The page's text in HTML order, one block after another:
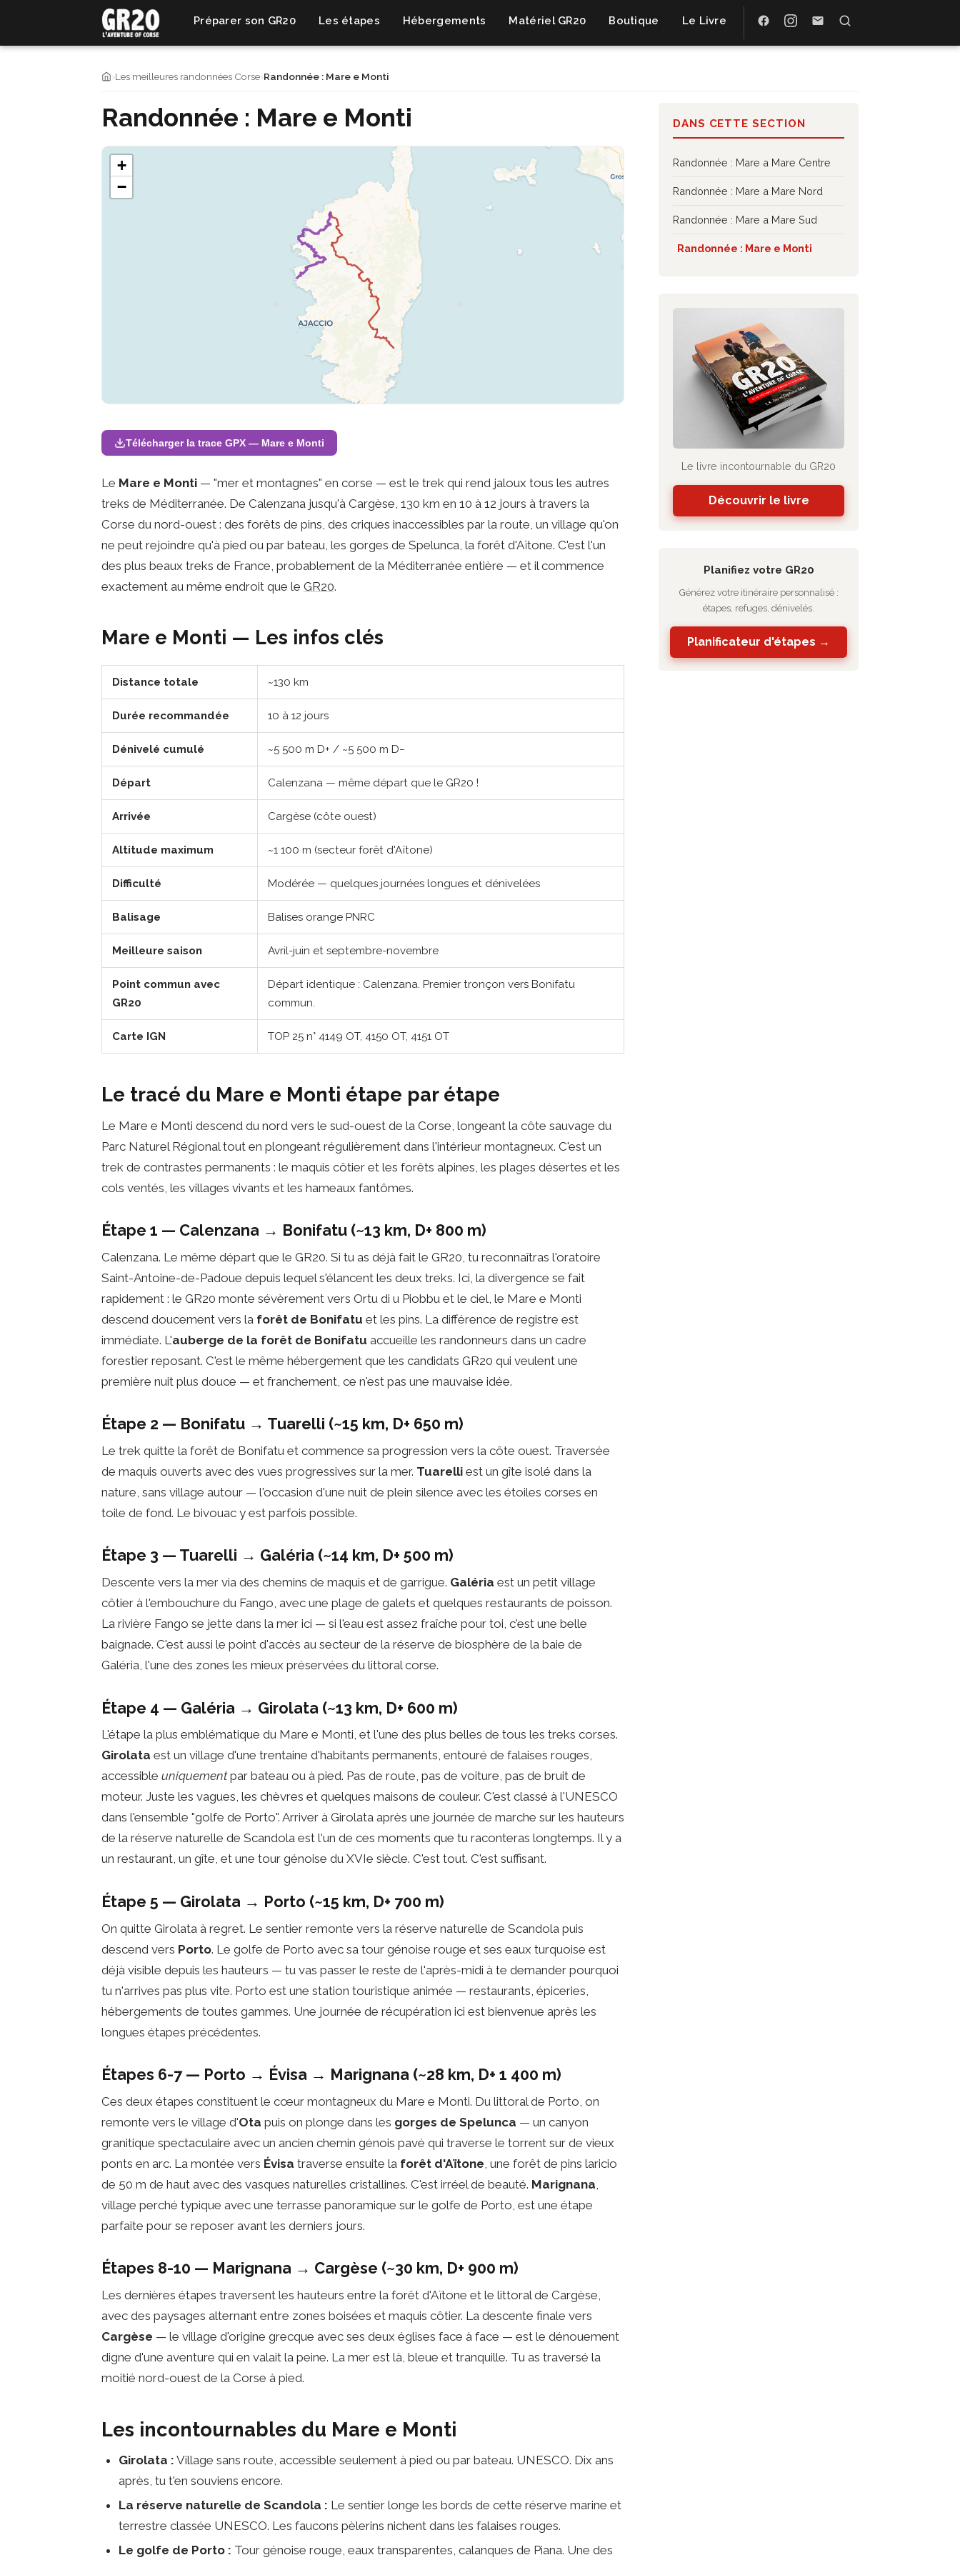
Préparer son GR20 Les étapes Hébergements Matériel GR20 Boutique Le Livre
›Les meilleures randonnées Corse›Randonnée : Mare e Monti
Randonnée : Mare e Monti
+
−
Télécharger la trace GPX — Mare e Monti
Le Mare e Monti — "mer et montagnes" en corse — est le trek qui rend jaloux tous les autres
treks de Méditerranée. De Calenzana jusqu'à Cargèse, 130 km en 10 à 12 jours à travers la
Corse du nord-ouest : des forêts de pins, des criques inaccessibles par la route, un village qu'on
ne peut rejoindre qu'à pied ou par bateau, les gorges de Spelunca, la forêt d'Aïtone. C'est l'un
des plus beaux treks de France, probablement de la Méditerranée entière — et il commence
exactement au même endroit que le GR20.
Mare e Monti — Les infos clés
Distance totale ~130 km
Durée recommandée 10 à 12 jours
Dénivelé cumulé ~5 500 m D+ / ~5 500 m D−
Départ Calenzana — même départ que le GR20 !
Arrivée Cargèse (côte ouest)
Altitude maximum ~1 100 m (secteur forêt d'Aïtone)
Difficulté Modérée — quelques journées longues et dénivelées
Balisage Balises orange PNRC
Meilleure saison Avril-juin et septembre-novembre
Point commun avec
GR20
Départ identique : Calenzana. Premier tronçon vers Bonifatu
commun.
Carte IGN TOP 25 n° 4149 OT, 4150 OT, 4151 OT
Le tracé du Mare e Monti étape par étape
Le Mare e Monti descend du nord vers le sud-ouest de la Corse, longeant la côte sauvage du
Parc Naturel Régional tout en plongeant régulièrement dans l'intérieur montagneux. C'est un
trek de contrastes permanents : le maquis côtier et les forêts alpines, les plages désertes et les
cols ventés, les villages vivants et les hameaux fantômes.
Étape 1 — Calenzana → Bonifatu (~13 km, D+ 800 m)
Calenzana. Le même départ que le GR20. Si tu as déjà fait le GR20, tu reconnaîtras l'oratoire
Saint-Antoine-de-Padoue depuis lequel s'élancent les deux treks. Ici, la divergence se fait
rapidement : le GR20 monte sévèrement vers Ortu di u Piobbu et le ciel, le Mare e Monti
descend doucement vers la forêt de Bonifatu et les pins. La différence de registre est
immédiate. L'auberge de la forêt de Bonifatu accueille les randonneurs dans un cadre
forestier reposant. C'est le même hébergement que les candidats GR20 qui veulent une
première nuit plus douce — et franchement, ce n'est pas une mauvaise idée.
Étape 2 — Bonifatu → Tuarelli (~15 km, D+ 650 m)
Le trek quitte la forêt de Bonifatu et commence sa progression vers la côte ouest. Traversée
de maquis ouverts avec des vues progressives sur la mer. Tuarelli est un gîte isolé dans la
nature, sans village autour — l'occasion d'une nuit de plein silence avec les étoiles corses en
toile de fond. Le bivouac y est parfois possible.
Étape 3 — Tuarelli → Galéria (~14 km, D+ 500 m)
Descente vers la mer via des chemins de maquis et de garrigue. Galéria est un petit village
côtier à l'embouchure du Fango, avec une plage de galets et quelques restaurants de poisson.
La rivière Fango se jette dans la mer ici — si l'eau est assez fraîche pour toi, c'est une belle
baignade. C'est aussi le point d'accès au secteur de la réserve de biosphère de la baie de
Galéria, l'une des zones les mieux préservées du littoral corse.
Étape 4 — Galéria → Girolata (~13 km, D+ 600 m)
L'étape la plus emblématique du Mare e Monti, et l'une des plus belles de tous les treks corses.
Girolata est un village d'une trentaine d'habitants permanents, entouré de falaises rouges,
accessible uniquementpar bateau ou à pied. Pas de route, pas de voiture, pas de bruit de
moteur. Juste les vagues, les chèvres et quelques maisons de couleur. C'est classé à l'UNESCO
dans l'ensemble "golfe de Porto". Arriver à Girolata après une journée de marche sur les hauteurs
de la réserve naturelle de Scandola est l'un de ces moments que tu raconteras longtemps. Il y a
un restaurant, un gîte, et une tour génoise du XVIe siècle. C'est tout. C'est suffisant.
Étape 5 — Girolata → Porto (~15 km, D+ 700 m)
On quitte Girolata à regret. Le sentier remonte vers la réserve naturelle de Scandola puis
descend vers Porto. Le golfe de Porto avec sa tour génoise rouge et ses eaux turquoise est
déjà visible depuis les hauteurs — tu vas passer le reste de l'après-midi à te demander pourquoi
tu n'arrives pas plus vite. Porto est une station touristique animée — restaurants, épiceries,
hébergements de toutes gammes. Une journée de récupération ici est bienvenue après les
longues étapes précédentes.
Étapes 6-7 — Porto → Évisa → Marignana (~28 km, D+ 1 400 m)
Ces deux étapes constituent le cœur montagneux du Mare e Monti. Du littoral de Porto, on
remonte vers le village d'Ota puis on plonge dans les gorges de Spelunca — un canyon
granitique spectaculaire avec un ancien chemin génois pavé qui traverse le torrent sur de vieux
ponts en arc. La montée vers Évisa traverse ensuite la forêt d'Aïtone , une forêt de pins laricio
de 50 m de haut avec des vasques naturelles cristallines. C'est irréel de beauté. Marignana
village perché typique avec une terrasse panoramique sur le golfe de Porto, est une étape
parfaite pour se reposer avant les derniers jours.
Étapes 8-10 — Marignana → Cargèse (~30 km, D+ 900 m)
Les dernières étapes traversent les hauteurs entre la forêt d'Aïtone et le littoral de Cargèse,
avec des paysages alternant entre zones boisées et maquis côtier. La descente finale vers
Cargèse — le village d'origine grecque avec ses deux églises face à face — est le dénouement
digne d'une aventure qui en valait la peine. La mer est là, bleue et tranquille. Tu as traversé la
moitié nord-ouest de la Corse à pied.
Les incontournables du Mare e Monti
Girolata : Village sans route, accessible seulement à pied ou par bateau. UNESCO. Dix ans
après, tu t'en souviens encore.
La réserve naturelle de Scandola : Le sentier longe les bords de cette réserve marine et
terrestre classée UNESCO. Les faucons pèlerins nichent dans les falaises rouges.
Le golfe de Porto : Tour génoise rouge, eaux transparentes, calanques de Piana. Une des
DANS CETTE SECTION
Randonnée : Mare a Mare Centre
Randonnée : Mare a Mare Nord
Randonnée : Mare a Mare Sud
Randonnée : Mare e Monti
Le livre incontournable du GR20
Découvrir le livre
Planifiez votre GR20
Générez votre itinéraire personnalisé :
étapes, refuges, dénivelés.
Planificateur d'étapes →